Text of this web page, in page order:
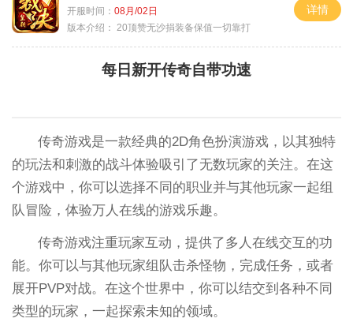
开服时间： 08月/02日
版本介绍： 20顶赞无沙捐装备保值一切靠打
详情
每日新开传奇自带功速
传奇游戏是一款经典的2D角色扮演游戏，以其独特
的玩法和刺激的战斗体验吸引了无数玩家的关注。在这
个游戏中，你可以选择不同的职业并与其他玩家一起组
队冒险，体验万人在线的游戏乐趣。
传奇游戏注重玩家互动，提供了多人在线交互的功
能。你可以与其他玩家组队击杀怪物，完成任务，或者
展开PVP对战。在这个世界中，你可以结交到各种不同
类型的玩家，一起探索未知的领域。